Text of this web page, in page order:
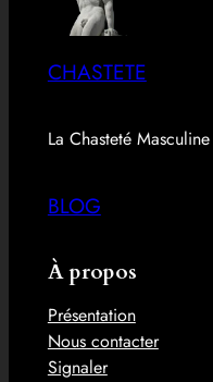
CHASTETE
La Chasteté
BLOG
À propos
Présentation
Nous contacter
Signaler